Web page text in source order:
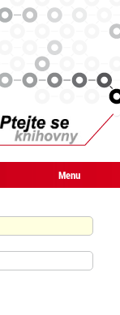
Menu